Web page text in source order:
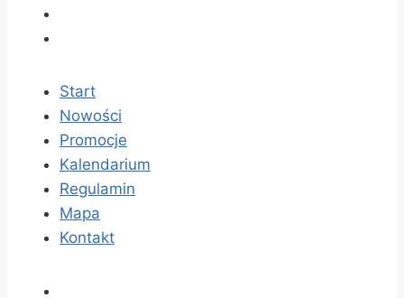
Start
Nowości
Promocje
Kalendarium
Regulamin
Mapa
Kontakt